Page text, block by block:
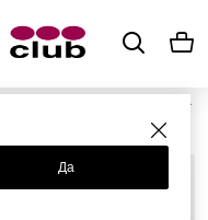
Да
Женская одежда